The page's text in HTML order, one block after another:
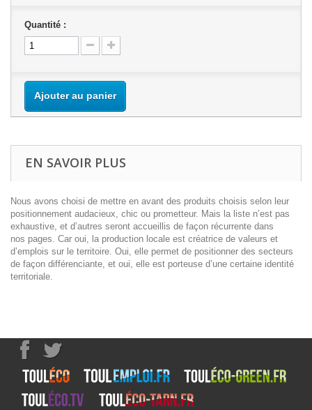
Quantité :
Ajouter au panier
EN SAVOIR PLUS
Nous avons choisi de mettre en avant des produits choisis selon leur
positionnement audacieux, chic ou prometteur. Mais la liste n’est pas
exhaustive, et d’autres seront accueillis de façon récurrente dans
nos pages. Car oui, la production locale est créatrice de valeurs et
d’emplois sur le territoire. Oui, elle permet de positionner des secteurs
de façon différenciante, et oui, elle est porteuse d’une certaine identité
territoriale.